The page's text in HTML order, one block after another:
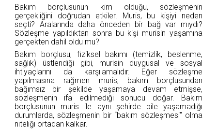
Bakım borçlusunun kim olduğu, sözleşmenin
gerçekliğini doğrudan etkiler. Muris, bu kişiyi neden
seçti? Aralarında daha önceden bir bağ var mıydı?
Sözleşme yapıldıktan sonra bu kişi murisin yaşamına
gerçekten dahil oldu mu?
Bakım borçlusu, fiziksel bakımı (temizlik, beslenme,
sağlık) üstlendiği gibi, murisin duygusal ve sosyal
ihtiyaçlarını da karşılamalıdır. Eğer sözleşme
yapılmasına rağmen muris, bakım borçlusundan
bağımsız bir şekilde yaşamaya devam etmişse,
sözleşmenin ifa edilmediği sonucu doğar. Bakım
borçlusunun muris ile aynı şehirde bile yaşamadığı
durumlarda, sözleşmenin bir “bakım sözleşmesi” olma
niteliği ortadan kalkar.